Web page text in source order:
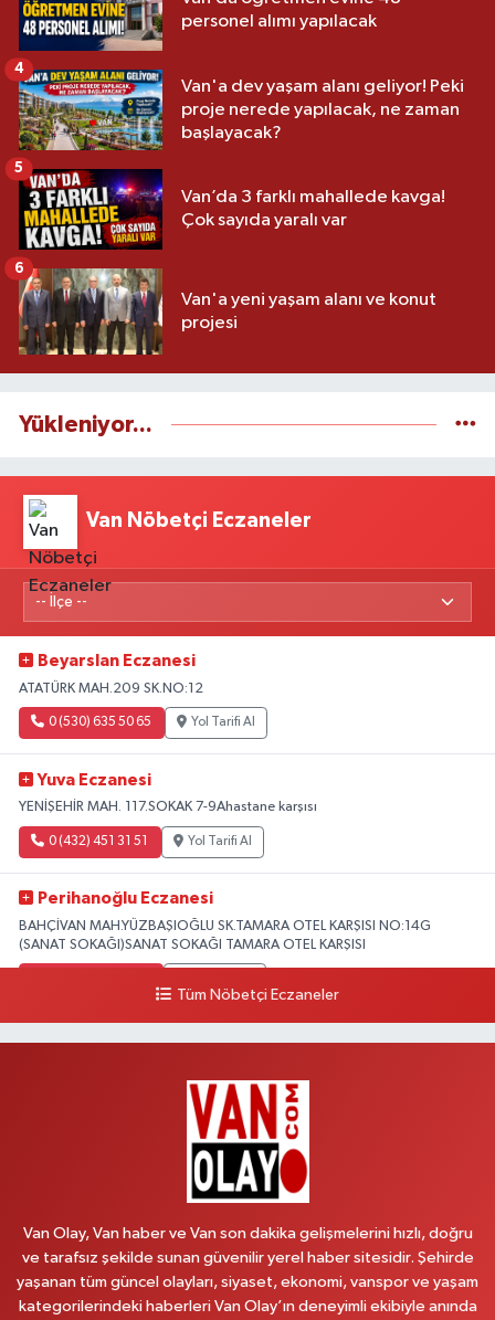
personel alımı yapılacak
Van'a dev yaşam alanı geliyor! Peki
proje nerede yapılacak, ne zaman
başlayacak?
4
Van’da 3 farklı mahallede kavga!
Çok sayıda yaralı var
5
Van'a yeni yaşam alanı ve konut
projesi
6
Yükleniyor...
Van Nöbetçi Eczaneler
Beyarslan Eczanesi
ATATÜRK MAH.209 SK.NO:12
0 (530) 635 50 65 Yol Tarifi Al
Yuva Eczanesi
YENİŞEHİR MAH. 117.SOKAK 7-9Ahastane karşısı
0 (432) 451 31 51 Yol Tarifi Al
Perihanoğlu Eczanesi
BAHÇİVAN MAH.YÜZBAŞIOĞLU SK.TAMARA OTEL KARŞISI NO:14G
(SANAT SOKAĞI)SANAT SOKAĞI TAMARA OTEL KARŞISI
Yol Tarifi Al
BEYAZIT MAH.ZEYLAN CADDESİ OKYANUS GİYİM YANI NO:1
Afşar Eczanesi
Kazım Karabekir cad.Eski Araştırma Hastanesi karşısı (kent park karşısı )
Tüm Nöbetçi Eczaneler
Van Olay, Van haber ve Van son dakika gelişmelerini hızlı, doğru
ve tarafsız şekilde sunan güvenilir yerel haber sitesidir. Şehirde
yaşanan tüm güncel olayları, siyaset, ekonomi, vanspor ve yaşam
kategorilerindeki haberleri Van Olay’ın deneyimli ekibiyle anında